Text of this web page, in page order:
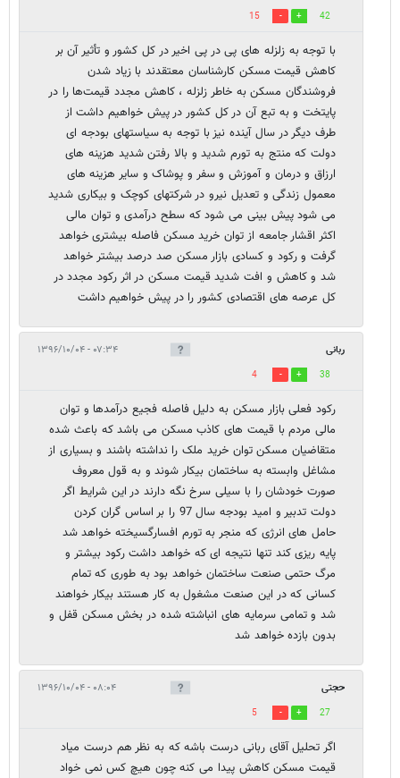
42
15
با توجه به زلزله های پی در پی اخیر در کل کشور و تأثیر آن بر
کاهش قیمت مسکن کارشناسان معتقدند با زیاد شدن
فروشندگان مسکن به خاطر زلزله ، کاهش مجدد قیمت‌ها را در
پایتخت و به تبع آن در کل کشور در پیش خواهیم داشت از
طرف دیگر در سال آینده نیز با توجه به سیاستهای بودجه ای
دولت که منتج به تورم شدید و بالا رفتن شدید هزینه های
ارزاق و درمان و آموزش و سفر و پوشاک و سایر هزینه های
معمول زندگی و تعدیل نیرو در شرکتهای کوچک و بیکاری شدید
می شود پیش بینی می شود که سطح درآمدی و توان مالی
اکثر اقشار جامعه از توان خرید مسکن فاصله بیشتری خواهد
گرفت و رکود و کسادی بازار مسکن صد درصد بیشتر خواهد
شد و کاهش و افت شدید قیمت مسکن در اثر رکود مجدد در
کل عرصه های اقتصادی کشور را در پیش خواهیم داشت
ربانی ۰۷:۳۴ - ۱۳۹۶/۱۰/۰۴
38
4
رکود فعلی بازار مسکن به دلیل فاصله فجیع درآمدها و توان
مالی مردم با قیمت های کاذب مسکن می باشد که باعث شده
متقاضیان مسکن توان خرید ملک را نداشته باشند و بسیاری از
مشاغل وابسته به ساختمان بیکار شوند و به قول معروف
صورت خودشان را با سیلی سرخ نگه دارند در این شرایط اگر
دولت تدبیر و امید بودجه سال 97 را بر اساس گران کردن
حامل های انرژی که منجر به تورم افسارگسیخته خواهد شد
پایه ریزی کند تنها نتیجه ای که خواهد داشت رکود بیشتر و
مرگ حتمی صنعت ساختمان خواهد بود به طوری که تمام
کسانی که در این صنعت مشغول به کار هستند بیکار خواهند
شد و تمامی سرمایه های انباشته شده در بخش مسکن قفل و
بدون بازده خواهد شد
حجتی ۰۸:۰۴ - ۱۳۹۶/۱۰/۰۴
27
5
اگر تحلیل آقای ربانی درست باشه که به نظر هم درست میاد
قیمت مسکن کاهش پیدا می کنه چون هیچ کس نمی خواد